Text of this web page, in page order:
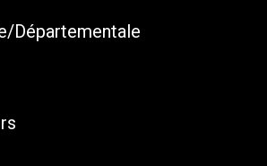
Départementale